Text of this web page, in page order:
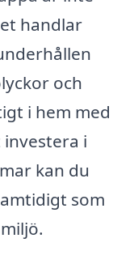
handlar
och
i hem med
i
kan du
som